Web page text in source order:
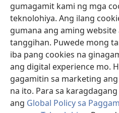
gumagamit kami ng mga
teknolohiya. Ang ilang
gumana ang aming
tanggihan. Puwede mong
iba pang cookies na
ang digital experience mo.
gagamitin sa marketing
na ito. Para sa
ang Global Policy sa
na
bagong
window)
Watchtower ONLINE
(may
bubukas
na
bagong
window)
JW Hub ®
(may
bubukas
bagong
window)
JW Library ®
Watchtower Library®